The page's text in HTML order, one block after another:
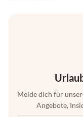
Melde dich für
Angebote,